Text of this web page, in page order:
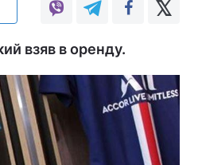
взяв в оренду.